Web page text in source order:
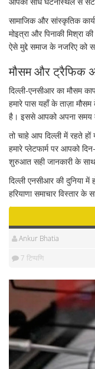
सामाजिक और सांस्कृतिक
मोइत्रा और पिनाकी मिश्रा
ऐसे मुद्दे समाज के नजरिए
मौसम और ट्रैफिक
दिल्ली-एनसीआर का मौसम
हमारे पास यहाँ के ताज़ा
है। इससे आपको अपना समय
तो चाहे आप दिल्ली में रहते
हमारे प्लेटफार्म पर आपको
शुरुआत सही जानकारी के
दिल्ली एनसीआर की दुनिया में
हरियाणा समाचार विस्तार के
Ankur Bhatia
7 टिप्पणि